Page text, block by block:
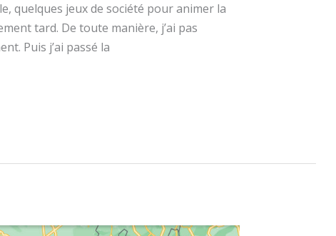
quelques jeux de société pour animer la
tard. De toute manière, j’ai pas
Puis j’ai passé la